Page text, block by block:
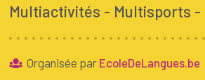
À BRUXELLES
Multiactivités Multisports
Organisée par EcoleDeLangues.be